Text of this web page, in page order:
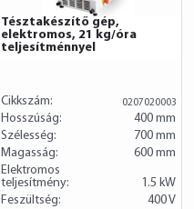
Tésztakészítő gép,
elektromos, 21 kg/óra
teljesítménnyel
Cikkszám: 0207020003
Hosszúság:
400 mm
Szélesség:
700 mm
Magasság:
600 mm
Elektromos
teljesítmény:
1.5 kW
Feszültség:
400 V